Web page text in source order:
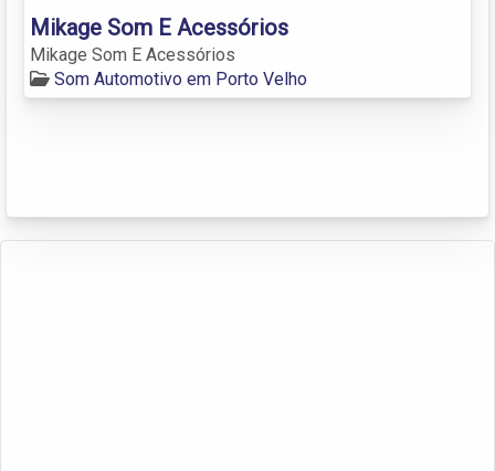
Mikage Som E Acessórios
Mikage Som E Acessórios
Som Automotivo em Porto Velho